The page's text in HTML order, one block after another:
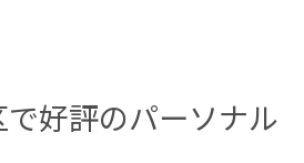
好評のパーソナル